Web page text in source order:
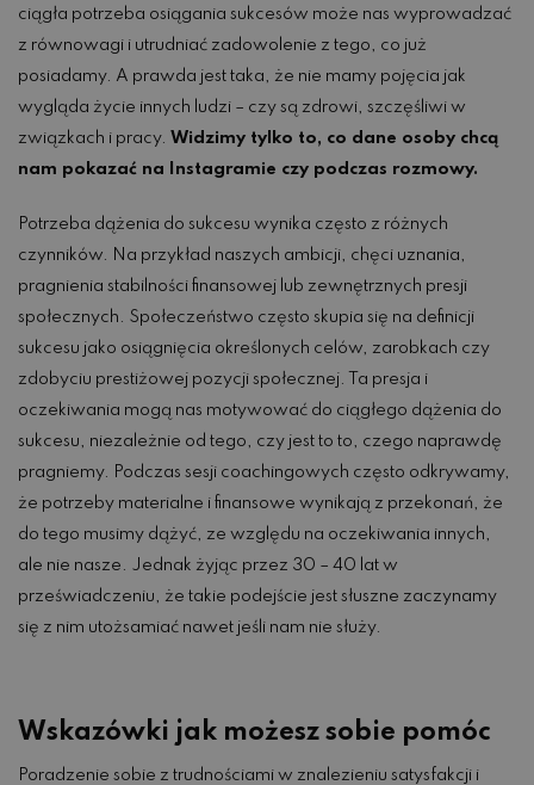
ciągła potrzeba osiągania sukcesów może nas wyprowadzać
z równowagi i utrudniać zadowolenie z tego, co już
posiadamy. A prawda jest taka, że nie mamy pojęcia jak
wygląda życie innych ludzi – czy są zdrowi, szczęśliwi w
związkach i pracy. Widzimy tylko to, co dane osoby chcą
nam pokazać na Instagramie czy podczas rozmowy.
Potrzeba dążenia do sukcesu wynika często z różnych
czynników. Na przykład naszych ambicji, chęci uznania,
pragnienia stabilności finansowej lub zewnętrznych presji
społecznych. Społeczeństwo często skupia się na definicji
sukcesu jako osiągnięcia określonych celów, zarobkach czy
zdobyciu prestiżowej pozycji społecznej. Ta presja i
oczekiwania mogą nas motywować do ciągłego dążenia do
sukcesu, niezależnie od tego, czy jest to to, czego naprawdę
pragniemy. Podczas sesji coachingowych często odkrywamy,
że potrzeby materialne i finansowe wynikają z przekonań, że
do tego musimy dążyć, ze względu na oczekiwania innych,
ale nie nasze. Jednak żyjąc przez 30 – 40 lat w
przeświadczeniu, że takie podejście jest słuszne zaczynamy
się z nim utożsamiać nawet jeśli nam nie służy.
Wskazówki jak możesz sobie pomóc
Poradzenie sobie z trudnościami w znalezieniu satysfakcji i